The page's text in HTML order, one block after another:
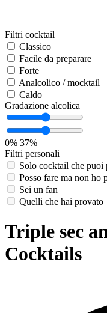
Filtri cocktail
Classico
Facile da preparare
Forte
Analcolico / mocktail
Caldo
Gradazione alcolica
0% 37%
Filtri personali
Solo cocktail che puoi
Posso fare ma non ho
Sei un fan
Quelli che hai provato
Triple sec
Cocktails